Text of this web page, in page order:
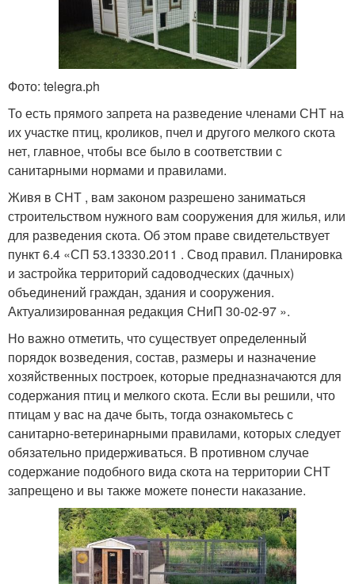
Фото: telegra.ph
То есть прямого запрета на разведение членами СНТ на
их участке птиц, кроликов, пчел и другого мелкого скота
нет, главное, чтобы все было в соответствии с
санитарными нормами и правилами.
Живя в СНТ , вам законом разрешено заниматься
строительством нужного вам сооружения для жилья, или
для разведения скота. Об этом праве свидетельствует
пункт 6.4 «СП 53.13330.2011 . Свод правил. Планировка
и застройка территорий садоводческих (дачных)
объединений граждан, здания и сооружения.
Актуализированная редакция СНиП 30-02-97 ».
Но важно отметить, что существует определенный
порядок возведения, состав, размеры и назначение
хозяйственных построек, которые предназначаются для
содержания птиц и мелкого скота. Если вы решили, что
птицам у вас на даче быть, тогда ознакомьтесь с
санитарно-ветеринарными правилами, которых следует
обязательно придерживаться. В противном случае
содержание подобного вида скота на территории СНТ
запрещено и вы также можете понести наказание.